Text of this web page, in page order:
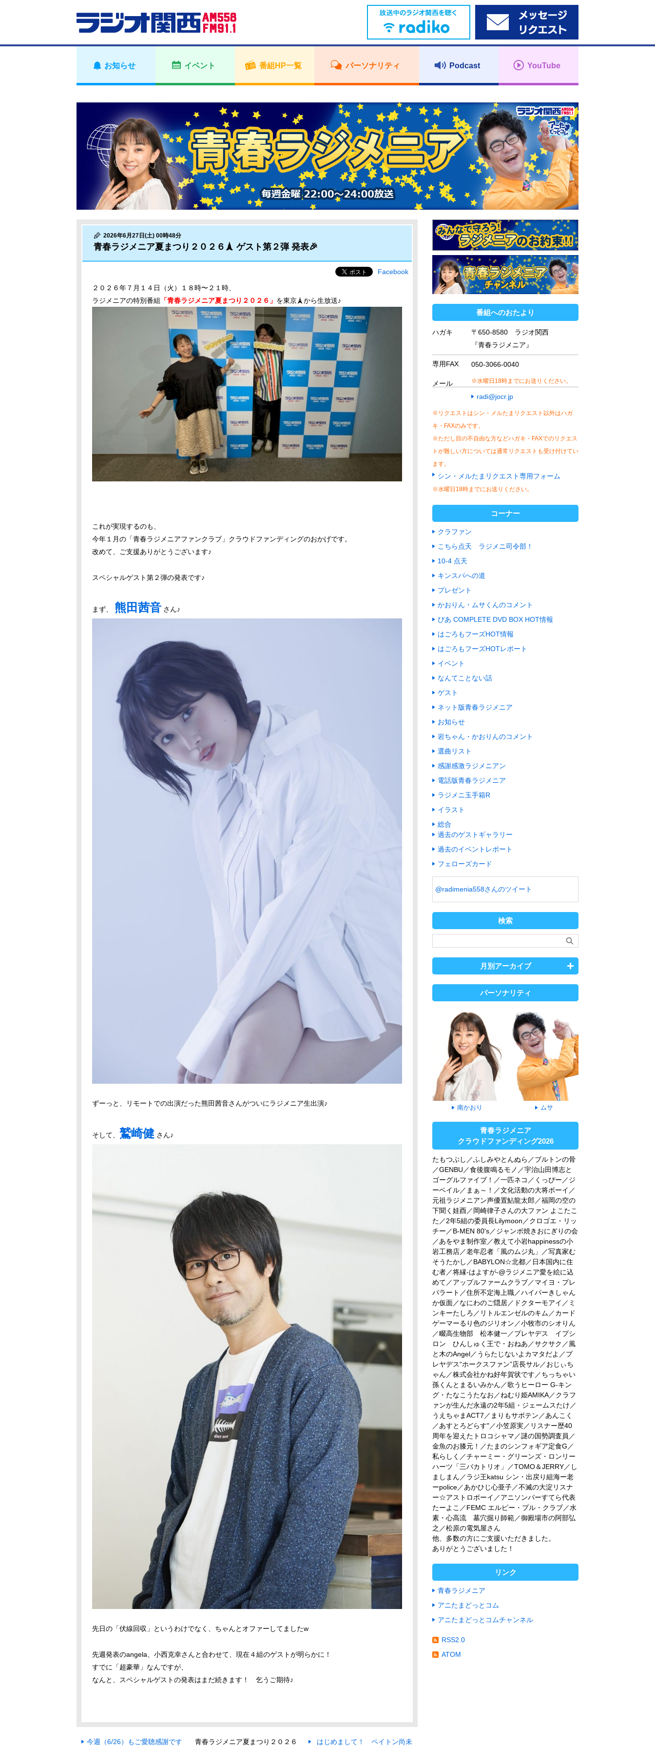
お知らせ イベント 番組HP一覧 パーソナリティ Podcast YouTube
2026年6月27日(土) 00時48分
青春ラジメニア夏まつり２０２６🗼 ゲスト第２弾 発表🎉
Facebook
２０２６年７月１４日（火）１８時〜２１時、
ラジメニアの特別番組
「青春ラジメニア夏まつり２０２６」 を東京🗼から生放送♪
これが実現するのも、
今年１月の「青春ラジメニアファンクラブ」クラウドファンディングのおかげです。
改めて、ご支援ありがとうございます♪
スペシャルゲスト第２弾の発表です♪
まず、 熊田茜音 さん♪
ずーっと、リモートでの出演だった熊田茜音さんがついにラジメニア生出演♪
そして、 鷲崎健 さん♪
先日の「伏線回収」というわけでなく、ちゃんとオファーしてましたw
先週発表のangela、小西克幸さんと合わせて、現在４組のゲストが明らかに！
すでに「超豪華」なんですが、
なんと、スペシャルゲストの発表はまだ続きます！ 乞うご期待♪
今週（6/26）もご愛聴感謝です 青春ラジメニア夏まつり２０２６ はじめまして！ ペイトン尚未
番組へのおたより
ハガキ
〒650-8580 ラジオ関西
『青春ラジメニア』
専用FAX 050-3066-0040
※水曜日18時までにお送りください。
メール
radi@jocr.jp
※リクエストはシン・メルたまリクエスト以外はハガ
キ・FAXのみです。
※ただし目の不自由な方などハガキ・FAXでのリクエス
トが難しい方については通常リクエストも受け付けてい
ます。
シン・メルたまリクエスト専用フォーム
※水曜日18時までにお送りください。
コーナー
クラファン
こちら点天 ラジメニ司令部！
10-4 点天
キンスパへの道
プレゼント
かおりん・ムサくんのコメント
ぴあ COMPLETE DVD BOX HOT情報
はごろもフーズHOT情報
はごろもフーズHOTレポート
イベント
なんてことない話
ゲスト
ネット版青春ラジメニア
お知らせ
岩ちゃん・かおりんのコメント
選曲リスト
感謝感激ラジメニアン
電話版青春ラジメニア
ラジメニ玉手箱R
イラスト
総合
過去のゲストギャラリー
過去のイベントレポート
フェローズカード
@radimenia558さんのツイート
検索
月別アーカイブ
パーソナリティ
南かおり ムサ
青春ラジメニア
クラウドファンディング2026
たもつぶし／ふしみやとんぬら／ブルトンの骨
／GENBU／食後腹鳴るモノ／宇治山田博志と
ゴーグルファイブ！／一匹ネコ／くっぴー／ジ
ーベイル／まぁ～！／文化活動の大将ボーイ／
元祖ラジメニアン声優置鮎龍太郎／福岡の空の
下聞く娃酉／岡崎律子さんの大ファン よこたこ
た／2年5組の委員長Lilymoon／クロゴエ・リッ
チー／B-MEN 80's／ジャンボ焼きおにぎりの会
／あをやま制作室／教えて小岩happinessの小
岩工務店／老年忍者「風のムジ丸」／写真家む
そうたかし／BABYLON☆北都／日本国内に住
む者／将縁-はよすが-@ラジメニア愛を絵に込
めて／アップルファームクラブ／マイヨ・プレ
パラート／住所不定海上職／ハイパーきしゃん
か仮面／なにわのご隠居／ドクターモアイ／ミ
ンキーたしろ／リトルエンゼルのキム／カード
ゲーマーるり色のジリオン／小牧市のシオりん
／畷高生物部 松本健一／プレヤデス イプシ
ロン ひんしゅく王で・おねあ／サクサク／風
と木のAngel／うらたじないよカマタだよ／プ
レヤデス“ホークスファン”店長サル／おじぃち
ゃん／株式会社かね好年賀状です／ちっちゃい
孫くんとまるいみかん／歌うヒーロー G-キン
グ・たなこうたなお／ねむり姫AMIKA／クラフ
ァンが生んだ永遠の2年5組・ジェームスたけ／
うえちゃまACT7／まりもサボテン／あんこく
／あすとろどらす"／小笠原実／リスナー歴40
周年を迎えたトロコシャマ／謎の国勢調査員／
金魚のお膝元！／たまのシンフォギア定食G／
私らしく／チャーミー・グリーンズ・ロンリー
ハーツ「三バカトリオ」／TOMO＆JERRY／し
ましまん／ラジ王katsu シン・出戻り組海ー老
ーpolice／あかひじ心亜子／不滅の大淀リスナ
ー☆アストロボーイ／アニソンバーすてら代表
たーよこ／FEMC エルピー・プル・クラブ／水
素・心高流 墓穴掘り師範／御殿場市の阿部弘
之／松原の電気屋さん
他、多数の方にご支援いただきました。
ありがとうございました！
リンク
青春ラジメニア
アニたまどっとコム
アニたまどっとコムチャンネル
RSS2.0
ATOM